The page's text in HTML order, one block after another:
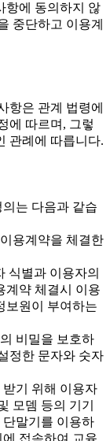
에 동의하지 않
중단하고 이용계
항은 관계 법령에
에 따르며, 그렇
관례에 따릅니다.
는 다음과 같습
용계약을 체결한
식별과 이용자의
계약 체결시 이용
보원이 부여하는
비밀을 보호하
정한 문자와 숫자
기 위해 이용자
모뎀 등의 기기
말기를 이용하